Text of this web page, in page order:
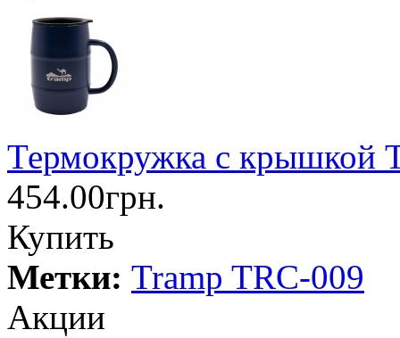
Термокружка с крышкой
454.00грн.
Купить
Метки: Tramp TRC-009
Акции